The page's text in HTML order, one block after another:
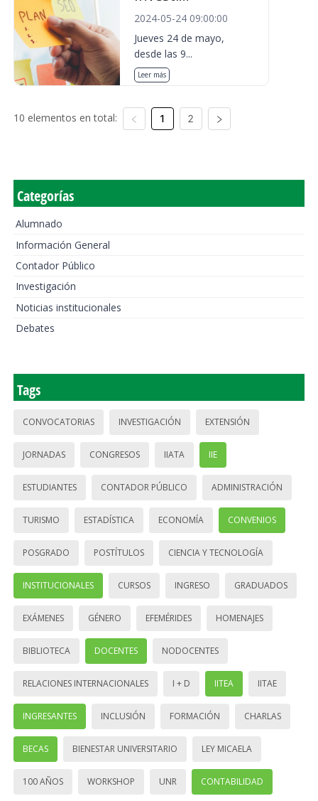
2024-05-24 09:00:00
Jueves 24 de mayo,
desde las 9...
Leer más
10 elementos en total: 1 2
Categorías
Alumnado
Información General
Contador Público
Investigación
Noticias institucionales
Debates
Tags
CONVOCATORIAS INVESTIGACIÓN EXTENSIÓN
JORNADAS CONGRESOS IIATA IIE
ESTUDIANTES CONTADOR PÚBLICO ADMINISTRACIÓN
TURISMO ESTADÍSTICA ECONOMÍA CONVENIOS
POSGRADO POSTÍTULOS CIENCIA Y TECNOLOGÍA
INSTITUCIONALES CURSOS INGRESO GRADUADOS
EXÁMENES GÉNERO EFEMÉRIDES HOMENAJES
BIBLIOTECA DOCENTES NODOCENTES
RELACIONES INTERNACIONALES I + D IITEA IITAE
INGRESANTES INCLUSIÓN FORMACIÓN CHARLAS
BECAS BIENESTAR UNIVERSITARIO LEY MICAELA
100 AÑOS WORKSHOP UNR CONTABILIDAD